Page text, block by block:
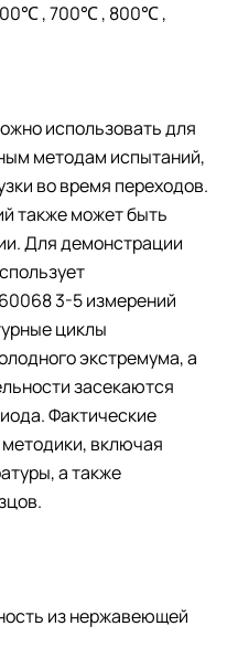
, 700℃ , 800℃ ,
использовать для
методам испытаний,
во время переходов.
также может быть
Для демонстрации
3-5 измерений
циклы
экстремума, а
засекаются
Фактические
методики, включая
а также
из нержавеющей